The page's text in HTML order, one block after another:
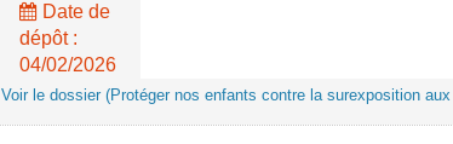
Date de
dépôt :
04/02/2026
Voir le dossier (Protéger nos enfants contre la surexposition